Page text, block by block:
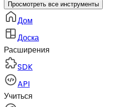
Просмотреть все инструменты
Дом
Доска
Расширения
SDK
API
Учиться